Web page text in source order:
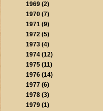
1969 (2)
1970 (7)
1971 (9)
1972 (5)
1973 (4)
1974 (12)
1975 (11)
1976 (14)
1977 (6)
1978 (3)
1979 (1)